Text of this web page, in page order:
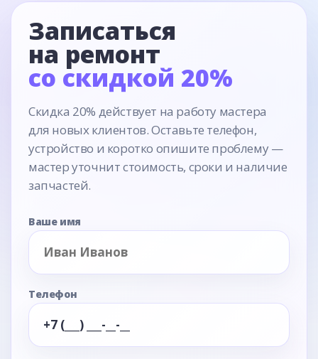
Записаться
на ремонт
со скидкой 20%
Скидка 20% действует на работу мастера
для новых клиентов. Оставьте телефон,
устройство и коротко опишите проблему —
мастер уточнит стоимость, сроки и наличие
запчастей.
Ваше имя
Телефон